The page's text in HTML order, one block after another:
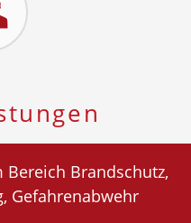
Brandschutz,
Gefahrenabwehr